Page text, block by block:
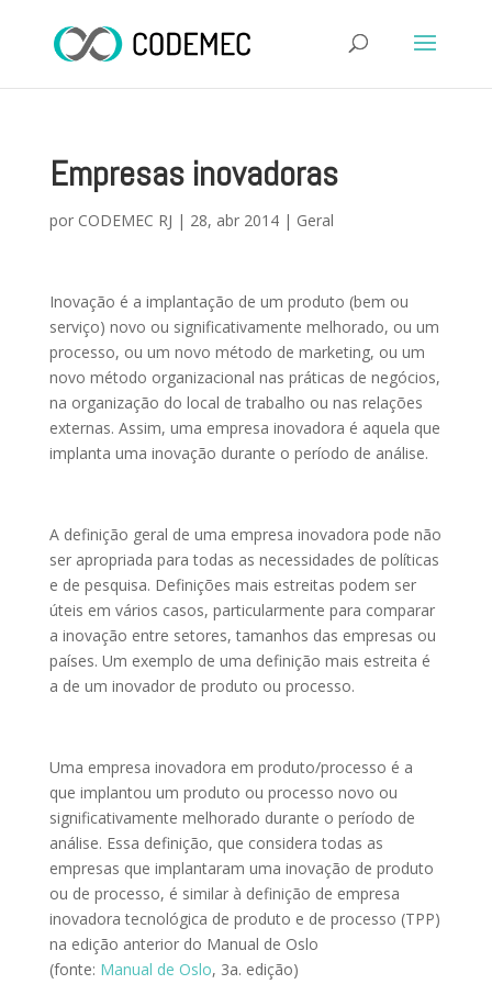
Empresas inovadoras
por CODEMEC RJ | 28, abr 2014| Geral
Inovação é a implantação de um produto (bem ou
serviço) novo ou significativamente melhorado, ou um
processo, ou um novo método de marketing, ou um
novo método organizacional nas práticas de negócios,
na organização do local de trabalho ou nas relações
externas. Assim, uma empresa inovadora é aquela que
implanta uma inovação durante o período de análise.
A definição geral de uma empresa inovadora pode não
ser apropriada para todas as necessidades de políticas
e de pesquisa. Definições mais estreitas podem ser
úteis em vários casos, particularmente para comparar
a inovação entre setores, tamanhos das empresas ou
países. Um exemplo de uma definição mais estreita é
a de um inovador de produto ou processo.
Uma empresa inovadora em produto/processo é a
que implantou um produto ou processo novo ou
significativamente melhorado durante o período de
análise. Essa definição, que considera todas as
empresas que implantaram uma inovação de produto
ou de processo, é similar à definição de empresa
inovadora tecnológica de produto e de processo (TPP)
na edição anterior do Manual de Oslo
(fonte: Manual de Oslo, 3a. edição)